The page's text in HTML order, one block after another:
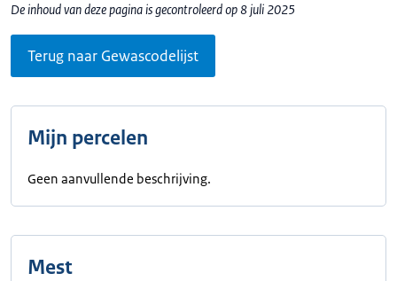
De inhoud van deze pagina is gecontroleerd op 8 juli 2025
Terug naar Gewascodelijst
Mijn percelen
Geen aanvullende beschrijving.
Mest